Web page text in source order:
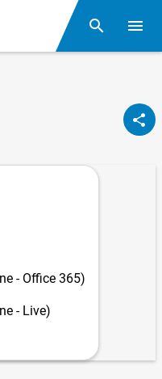
Otsing
- Office 365)
- Live)